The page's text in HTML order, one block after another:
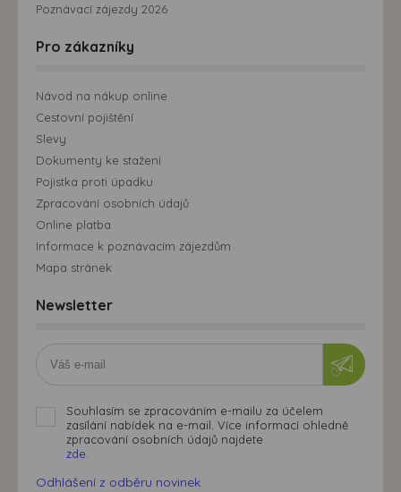
Poznávací zájezdy 2026
Pro zákazníky
Návod na nákup online
Cestovní pojištění
Slevy
Dokumenty ke stažení
Pojistka proti úpadku
Zpracování osobních údajů
Online platba
Informace k poznávacím zájezdům
Mapa stránek
Newsletter
Souhlasím se zpracováním e-mailu za účelem
zasílání nabídek na e-mail. Více informací ohledně
zpracování osobních údajů najdete
zde.
Odhlášení z odběru novinek